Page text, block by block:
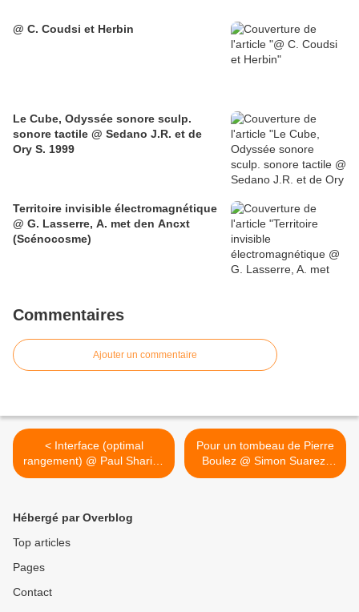
@ C. Coudsi et Herbin
Le Cube, Odyssée sonore sculp.
sonore tactile @ Sedano J.R. et de
Ory S. 1999
Territoire invisible électromagnétique
@ G. Lasserre, A. met den Ancxt
(Scénocosme)
Commentaires
Ajouter un commentaire
< Interface (optimal
rangement) @ Paul Sharits.
1975
Pour un tombeau de Pierre
Boulez @ Simon Suarez.
1980 >
Hébergé par Overblog
Top articles
Pages
Contact